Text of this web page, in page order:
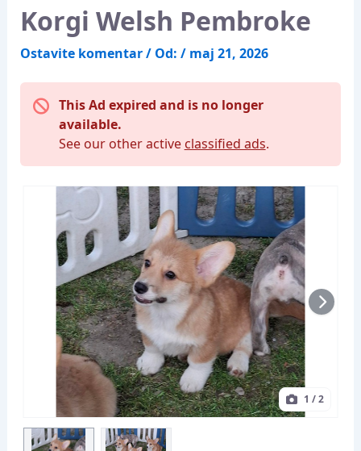
Korgi Welsh Pembroke
Ostavite komentar/ Od: / maj 21, 2026
This Ad expired and is no longer
available.
See our other active classified ads.
1 / 2